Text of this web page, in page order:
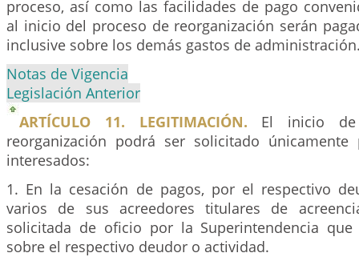
proceso, así como las facilidades de pago
al inicio del proceso de reorganización serán
inclusive sobre los demás gastos de
Notas de Vigencia
Legislación Anterior
ARTÍCULO 11. LEGITIMACIÓN. El inicio
reorganización podrá ser solicitado
interesados:
1. En la cesación de pagos, por el respectivo
varios de sus acreedores titulares de
solicitada de oficio por la Superintendencia que
sobre el respectivo deudor o actividad.